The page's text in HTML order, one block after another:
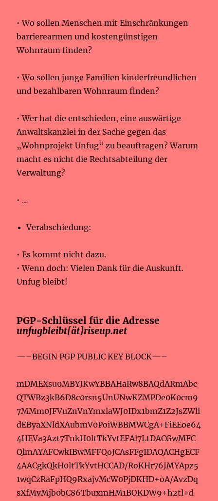
• Wo sollen Menschen mit Einschränkungen
barrierearmen und kostengünstigen
Wohnraum finden?
• Wo sollen junge Familien kinderfreundlichen
und bezahlbaren Wohnraum finden?
• Wer hat die entschieden, eine auswärtige
Anwaltskanzlei in der Sache gegen das
„Wohnprojekt Unfug“ zu beauftragen? Warum
macht es nicht die Rechtsabteilung der
Verwaltung?
• …
Verabschiedung:
• Es kommt nicht dazu.
• Wenn doch: Vielen Dank für die Auskunft.
Unfug bleibt!
PGP-Schlüssel für die Adresse
unfugbleibt[ät]riseup.net
—–BEGIN PGP PUBLIC KEY BLOCK—–
mDMEXsu0MBYJKwYBBAHaRw8BAQdARmAbc
QTWBz3kB6D8c0rsn5UnUNwKZMPDe0K0cm9
7MMm0JFVuZnVnYmxlaWJ0IDx1bmZ1Z2JsZWli
dEByaXNldXAubmV0PoiWBBMWCgA+FiEEoe64
4HEVa3Azt7TnkH0ltTkYvtEFAl7LtDACGwMFC
QlmAYAFCwkIBwMFFQoJCAsFFgIDAQACHgECF
4AACgkQkH0ltTkYvtHCCAD/RoKHr76JMYApz5
1wqCzRaFpHQ9RxajvMcW0PjDKHD+oA/AvzDq
sXfMvMjb0bC86TbuxmHM1BOKDW9+h2tl+d